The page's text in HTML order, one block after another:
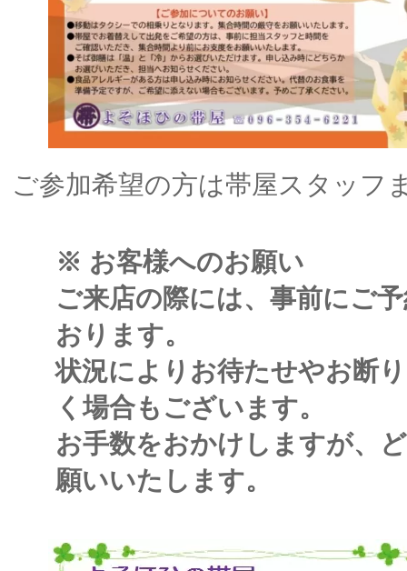
ご参加希望の方は帯屋スタッフ
※ お客様へのお願い
ご来店の際には、事前にご
おります。
状況によりお待たせやお断
く場合もございます。
お手数をおかけしますが、
願いいたします。